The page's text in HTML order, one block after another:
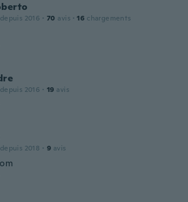
2016 · 70 avis · 16 chargements
2016 · 19 avis
2018 · 9 avis